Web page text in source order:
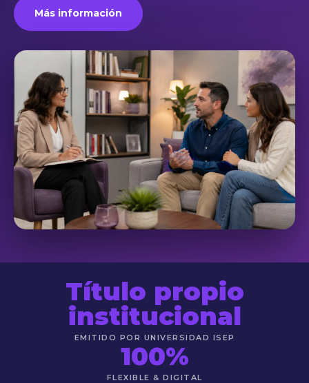
Más información
Título propio
institucional
EMITIDO POR UNIVERSIDAD ISEP
100%
FLEXIBLE & DIGITAL